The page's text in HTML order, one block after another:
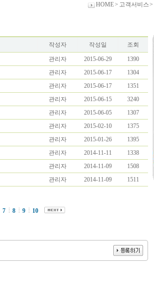
HOME > 고객서비스 >
작성자 작성일 조회
관리자 2015-06-29
1390
관리자 2015-06-17
1304
관리자 2015-06-17
1351
관리자 2015-06-15
3240
관리자 2015-06-05
1307
관리자 2015-02-10
1375
관리자 2015-01-26
1395
관리자 2014-11-11
1338
관리자 2014-11-09
1508
관리자 2014-11-09 1511
7 8 9 10